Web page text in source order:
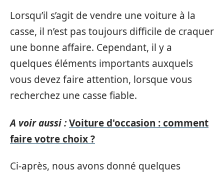
Lorsqu’il s’agit de vendre une voiture à la
casse, il n’est pas toujours difficile de craquer
une bonne affaire. Cependant, il y a
quelques éléments importants auxquels
vous devez faire attention, lorsque vous
recherchez une casse fiable.
A voir aussi :Voiture d'occasion : comment
faire votre choix ?
Ci-après, nous avons donné quelques